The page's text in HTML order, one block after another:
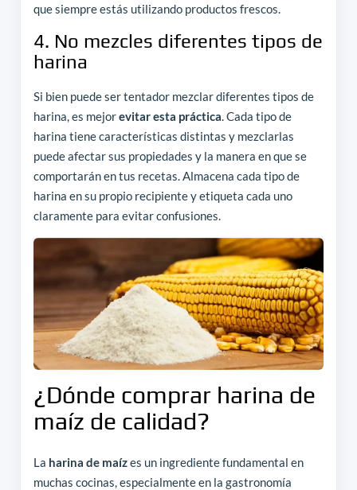
que siempre estás utilizando productos frescos.
4. No mezcles diferentes tipos de
harina
Si bien puede ser tentador mezclar diferentes tipos de
harina, es mejorevitar esta práctica. Cada tipo de
harina tiene características distintas y mezclarlas
puede afectar sus propiedades y la manera en que se
comportarán en tus recetas. Almacena cada tipo de
harina en su propio recipiente y etiqueta cada uno
claramente para evitar confusiones.
¿Dónde comprar harina de
maíz de calidad?
La harina de maízes un ingrediente fundamental en
muchas cocinas, especialmente en la gastronomía